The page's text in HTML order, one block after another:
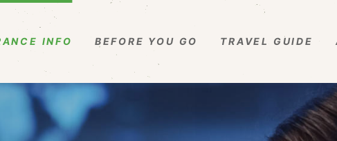
INFO BEFORE YOU GO TRAVEL GUIDE